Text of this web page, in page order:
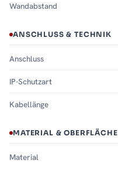
Wandabstand
ANSCHLUSS & TECHNIK
Anschluss
IP-Schutzart
Kabellänge
MATERIAL & OBERFLÄCHE
Material